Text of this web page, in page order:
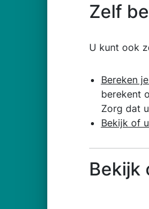
Zelf
U kunt ook
Bereken
berekent
Zorg dat
Bekijk of
Bekijk